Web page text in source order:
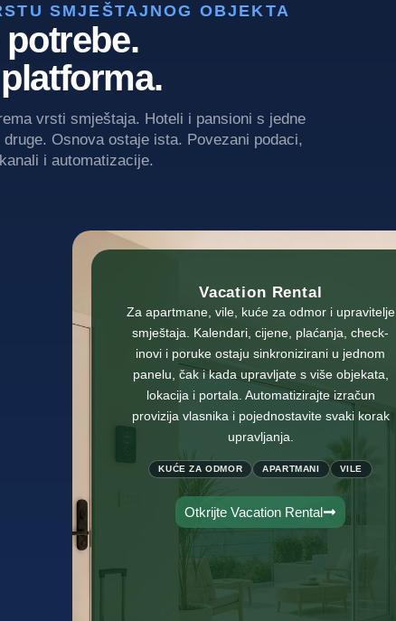
SMJEŠTAJNOG OBJEKTA
potrebe.
vrsti smještaja. Hoteli i pansioni s jedne
Osnova ostaje ista. Povezani podaci,
i automatizacije.
Vacation Rental
Za apartmane, vile, kuće za odmor i upravitelje
smještaja. Kalendari, cijene, plaćanja, check-
inovi i poruke ostaju sinkronizirani u jednom
panelu, čak i kada upravljate s više objekata,
lokacija i portala. Automatizirajte izračun
provizija vlasnika i pojednostavite svaki korak
upravljanja.
KUĆE ZA ODMOR APARTMANI VILE
Otkrijte Vacation Rental